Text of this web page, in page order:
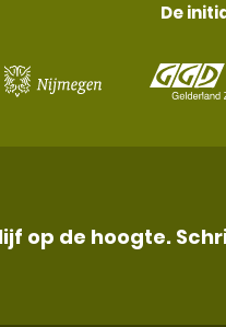
De
op de hoogte.